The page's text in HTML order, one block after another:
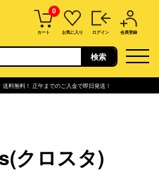
0
カート お気に入り ログイン 会員登録
料無料！ 正午までのご入金で即日発送！
クロスタ)